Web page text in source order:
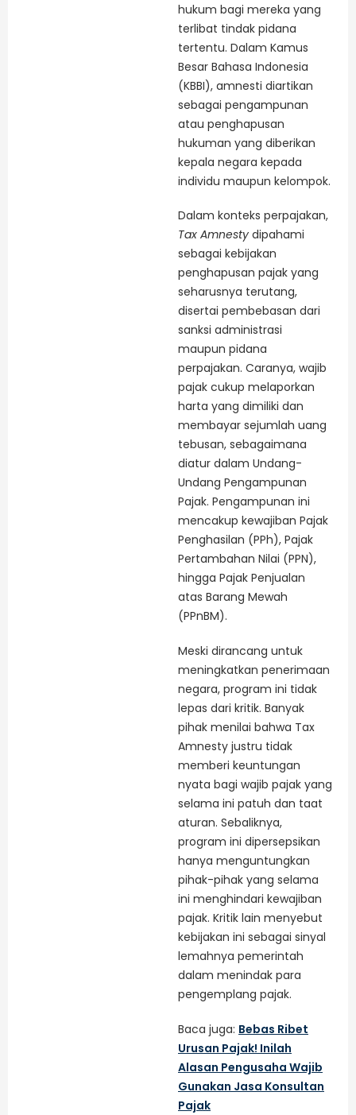
hukum bagi mereka yang
terlibat tindak pidana
tertentu. Dalam Kamus
Besar Bahasa Indonesia
(KBBI), amnesti diartikan
sebagai pengampunan
atau penghapusan
hukuman yang diberikan
kepala negara kepada
individu maupun kelompok.
Dalam konteks perpajakan,
Tax Amnesty dipahami
sebagai kebijakan
penghapusan pajak yang
seharusnya terutang,
disertai pembebasan dari
sanksi administrasi
maupun pidana
perpajakan. Caranya, wajib
pajak cukup melaporkan
harta yang dimiliki dan
membayar sejumlah uang
tebusan, sebagaimana
diatur dalam Undang-
Undang Pengampunan
Pajak. Pengampunan ini
mencakup kewajiban Pajak
Penghasilan (PPh), Pajak
Pertambahan Nilai (PPN),
hingga Pajak Penjualan
atas Barang Mewah
(PPnBM).
Meski dirancang untuk
meningkatkan penerimaan
negara, program ini tidak
lepas dari kritik. Banyak
pihak menilai bahwa Tax
Amnesty justru tidak
memberi keuntungan
nyata bagi wajib pajak yang
selama ini patuh dan taat
aturan. Sebaliknya,
program ini dipersepsikan
hanya menguntungkan
pihak-pihak yang selama
ini menghindari kewajiban
pajak. Kritik lain menyebut
kebijakan ini sebagai sinyal
lemahnya pemerintah
dalam menindak para
pengemplang pajak.
Baca juga: Bebas Ribet
Urusan Pajak! Inilah
Alasan Pengusaha Wajib
Gunakan Jasa Konsultan
Pajak